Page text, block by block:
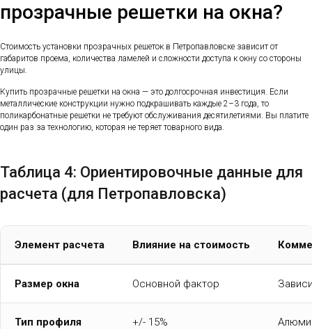
прозрачные решетки на окна?
Стоимость установки прозрачных решеток в Петропавловске зависит от
габаритов проема, количества ламелей и сложности доступа к окну со стороны
улицы.
Купить прозрачные решетки на окна — это долгосрочная инвестиция. Если
металлические конструкции нужно подкрашивать каждые 2–3 года, то
поликарбонатные решетки не требуют обслуживания десятилетиями. Вы платите
один раз за технологию, которая не теряет товарного вида.
Таблица 4: Ориентировочные данные для
расчета (для Петропавловска)
Элемент расчета Влияние на стоимость
Размер окна Основной фактор
Тип профиля +/- 15%